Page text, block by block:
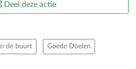
Deel deze actie
In de buurt Goede Doelen